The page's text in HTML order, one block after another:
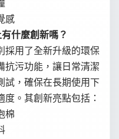
感
什麼創新嗎？
採用了全新升級的環保
抗污功能，讓日常清潔
試，確保在長期使用下
。其創新亮點包括：
棉